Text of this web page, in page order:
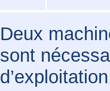
Deux
sont